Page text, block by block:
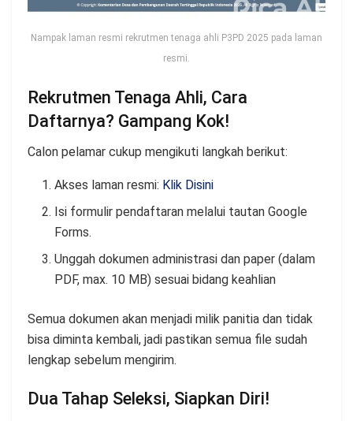
Nampak laman resmi rekrutmen tenaga ahli P3PD 2025 pada laman
resmi.
Rekrutmen Tenaga Ahli, Cara
Daftarnya? Gampang Kok!
Calon pelamar cukup mengikuti langkah berikut:
Akses laman resmi: Klik Disini
Isi formulir pendaftaran melalui tautan Google
Forms.
Unggah dokumen administrasi dan paper (dalam
PDF, max. 10 MB) sesuai bidang keahlian
Semua dokumen akan menjadi milik panitia dan tidak
bisa diminta kembali, jadi pastikan semua file sudah
lengkap sebelum mengirim.
Dua Tahap Seleksi, Siapkan Diri!